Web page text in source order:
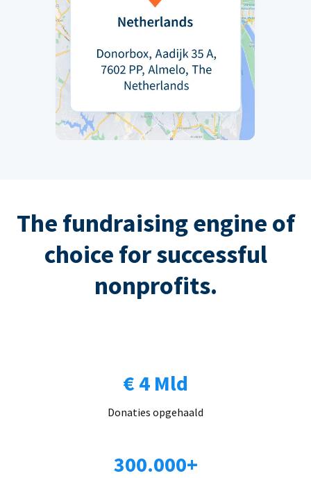
The fundraising engine of
choice for successful
nonprofits.
€ 4 Mld
Donaties opgehaald
300.000+